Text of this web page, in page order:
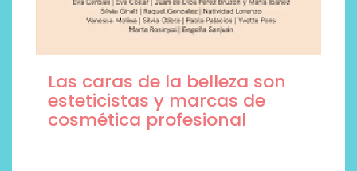
Las caras de la belleza son
esteticistas y marcas de
cosmética profesional